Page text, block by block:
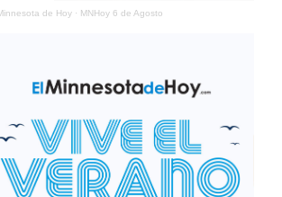
de Hoy· MNHoy 6 de Agosto